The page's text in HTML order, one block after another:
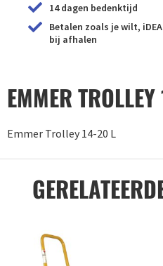
14 dagen bedenktijd
Betalen zoals je wilt,
bij afhalen
EMMER
Emmer Trolley 14-20 L